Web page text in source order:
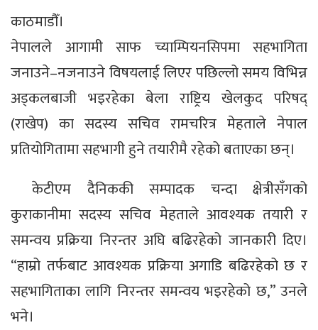
काठमाडौँ।
नेपालले आगामी साफ च्याम्पियनसिपमा सहभागिता
जनाउने–नजनाउने विषयलाई लिएर पछिल्लो समय विभिन्न
अड्कलबाजी भइरहेका बेला राष्ट्रिय खेलकुद परिषद्
(राखेप) का सदस्य सचिव रामचरित्र मेहताले नेपाल
प्रतियोगितामा सहभागी हुने तयारीमै रहेको बताएका छन्।
केटीएम दैनिककी सम्पादक चन्दा क्षेत्रीसँगको
कुराकानीमा सदस्य सचिव मेहताले आवश्यक तयारी र
समन्वय प्रक्रिया निरन्तर अघि बढिरहेको जानकारी दिए।
“हाम्रो तर्फबाट आवश्यक प्रक्रिया अगाडि बढिरहेको छ र
सहभागिताका लागि निरन्तर समन्वय भइरहेको छ,” उनले
भने।